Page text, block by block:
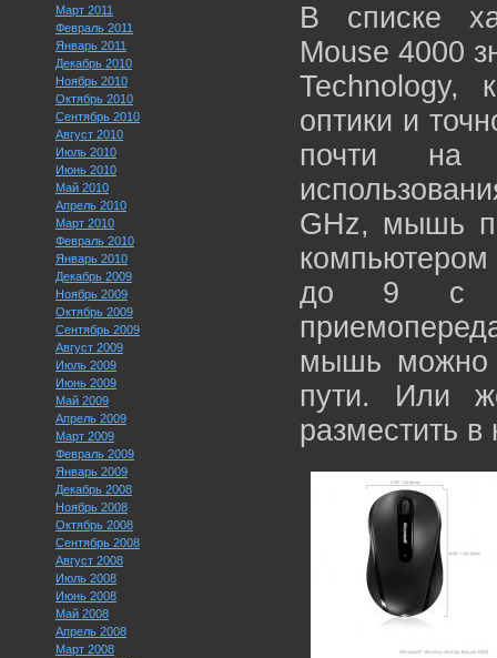
Март 2011
Февраль 2011
Январь 2011
Декабрь 2010
Ноябрь 2010
Октябрь 2010
Сентябрь 2010
Август 2010
Июль 2010
Июнь 2010
Май 2010
Апрель 2010
Март 2010
Февраль 2010
Январь 2010
Декабрь 2009
Ноябрь 2009
Октябрь 2009
Сентябрь 2009
Август 2009
Июль 2009
Июнь 2009
Май 2009
Апрель 2009
Март 2009
Февраль 2009
Январь 2009
Декабрь 2008
Ноябрь 2008
Октябрь 2008
Сентябрь 2008
Август 2008
Июль 2008
Июнь 2008
Май 2008
Апрель 2008
Март 2008
В списке
Mouse 4000
Technology,
оптики и
почти на
GHz, мышь
до 9 с
мышь можно
пути. Или
разместить в